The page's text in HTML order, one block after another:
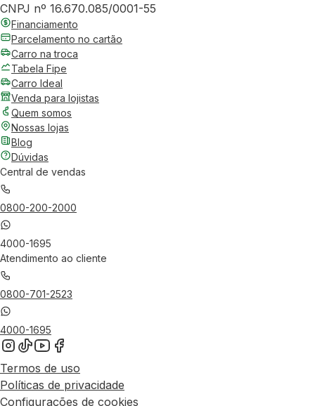
CNPJ nº 16.670.085/0001-55
Financiamento
Parcelamento no cartão
Carro na troca
Tabela Fipe
Carro Ideal
Venda para lojistas
Quem somos
Nossas lojas
Blog
Dúvidas
Central de vendas
0800-200-2000
4000-1695
Atendimento ao cliente
0800-701-2523
4000-1695
Termos de uso
Políticas de privacidade
Configurações de cookies